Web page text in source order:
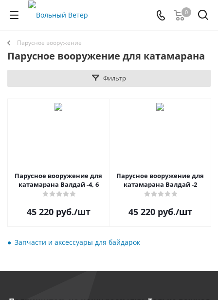
0
Парусное вооружение
Парусное вооружение для катамарана
Фильтр
Парусное вооружение для
катамарана Валдай -4, 6
45 220руб./шт
Парусное вооружение для
катамарана Валдай -2
45 220руб./шт
Запчасти и аксессуары для байдарок